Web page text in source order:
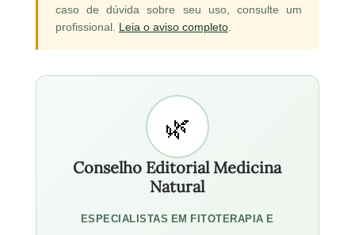
caso de dúvida sobre seu uso, consulte um
profissional. Leia o aviso completo.
Conselho Editorial Medicina
Natural
ESPECIALISTAS EM FITOTERAPIA E